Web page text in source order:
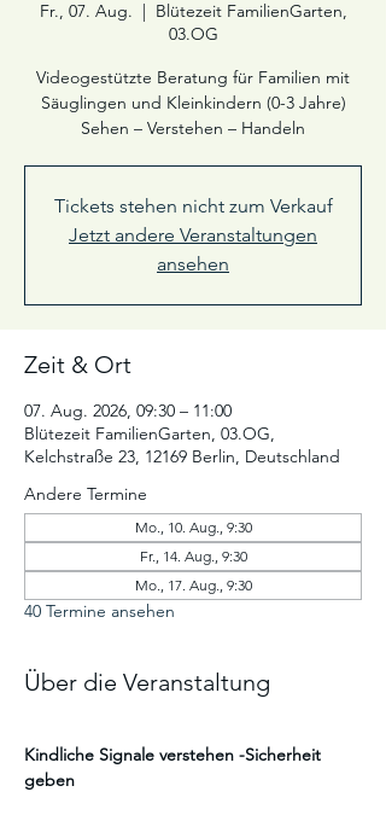
Fr., 07. Aug.
  |
Blütezeit FamilienGarten,
03.OG
Videogestützte Beratung für Familien mit
Säuglingen und Kleinkindern (0-3 Jahre)
Sehen – Verstehen – Handeln
Tickets stehen nicht zum Verkauf
Jetzt andere Veranstaltungen
ansehen
Zeit & Ort
07. Aug. 2026, 09:30 – 11:00
Blütezeit FamilienGarten, 03.OG,
Kelchstraße 23, 12169 Berlin, Deutschland
Andere Termine
Mo., 10. Aug., 9:30
Fr., 14. Aug., 9:30
Mo., 17. Aug., 9:30
40 Termine ansehen
Über die Veranstaltung
Kindliche Signale verstehen -Sicherheit
geben